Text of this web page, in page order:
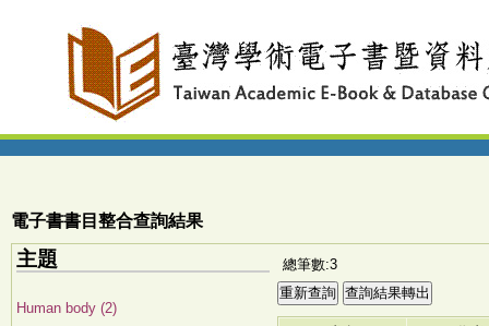
電子書書目整合查詢結果
主題
Human body (2)
總筆數:3